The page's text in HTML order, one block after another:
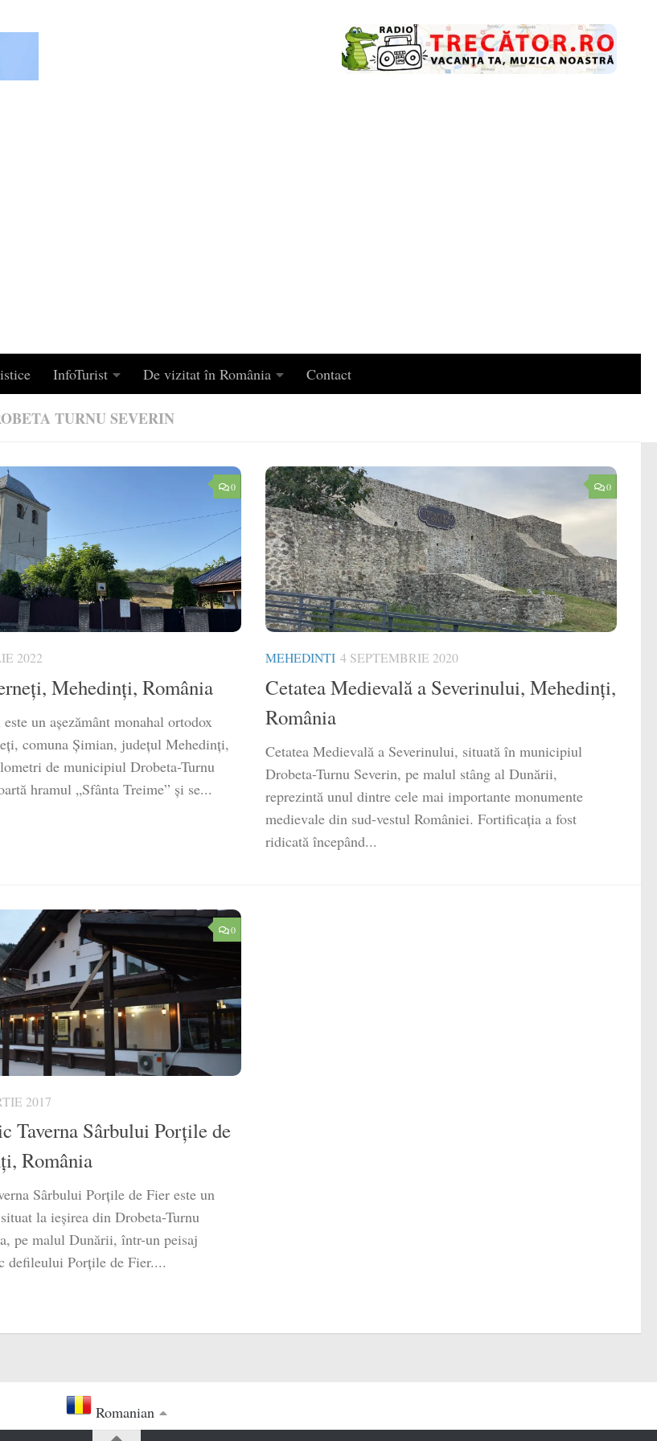
InfoTurist De vizitat în România Contact
TURNU SEVERIN
0
2022
Mehedinți, România
un așezământ monahal ortodox
comuna Șimian, județul Mehedinți,
de municipiul Drobeta-Turnu
hramul „Sfânta Treime” și se...
0
MEHEDINTI 4 SEPTEMBRIE 2020
Cetatea Medievală a Severinului, Mehedinți,
România
Cetatea Medievală a Severinului, situată în municipiul
Drobeta-Turnu Severin, pe malul stâng al Dunării,
reprezintă unul dintre cele mai importante monumente
medievale din sud-vestul României. Fortificația a fost
ridicată începând...
0
2017
Taverna Sârbului Porțile de
România
Sârbului Porțile de Fier este un
la ieșirea din Drobeta-Turnu
pe malul Dunării, într-un peisaj
defileului Porțile de Fier....
Romanian